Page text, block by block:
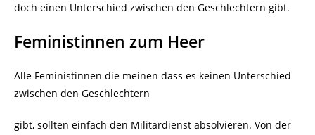
doch einen Unterschied zwischen den Geschlechtern gibt.
Feministinnen zum Heer
Alle Feministinnen die meinen dass es keinen Unterschied
zwischen den Geschlechtern
gibt, sollten einfach den Militärdienst absolvieren. Von der